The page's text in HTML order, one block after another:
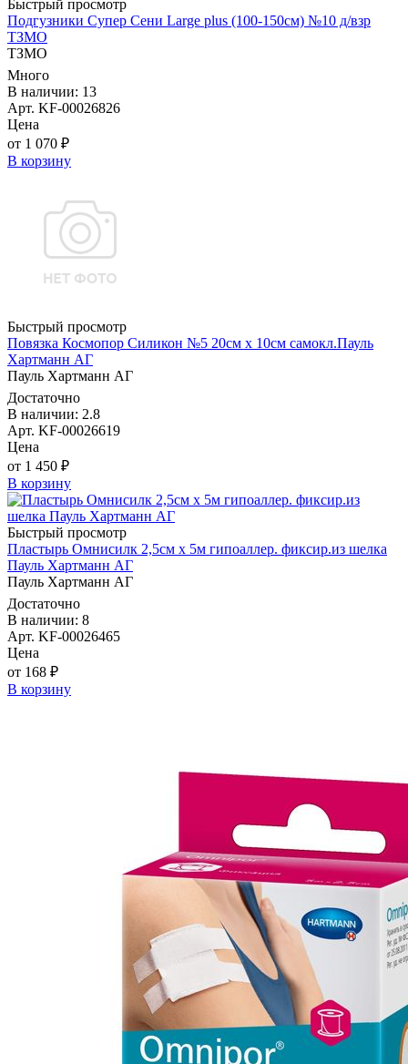
Быстрый просмотр
Подгузники Супер Сени Large plus (100-150см) №10 д/взр
ТЗМО
ТЗМО
Много
В наличии: 13
Арт. KF-00026826
Цена
от 1 070 ₽
В корзину
Быстрый просмотр
Повязка Космопор Силикон №5 20см х 10см самокл.Пауль
Хартманн AГ
Пауль Хартманн AГ
Достаточно
В наличии: 2.8
Арт. KF-00026619
Цена
от 1 450 ₽
В корзину
Быстрый просмотр
Пластырь Омнисилк 2,5см х 5м гипоаллер. фиксир.из шелка
Пауль Хартманн AГ
Пауль Хартманн AГ
Достаточно
В наличии: 8
Арт. KF-00026465
Цена
от 168 ₽
В корзину